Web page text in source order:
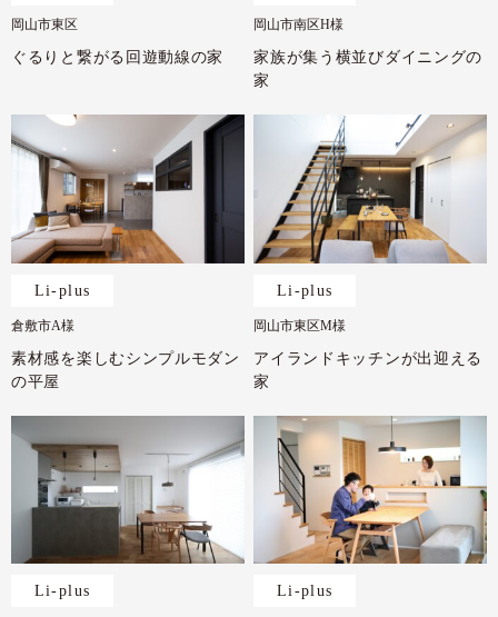
岡山市東区
ぐるりと繋がる回遊動線の家
岡山市南区H様
家族が集う横並びダイニングの
家
Li-plus
倉敷市A様
素材感を楽しむシンプルモダン
の平屋
Li-plus
岡山市東区M様
アイランドキッチンが出迎える
家
Li-plus Li-plus